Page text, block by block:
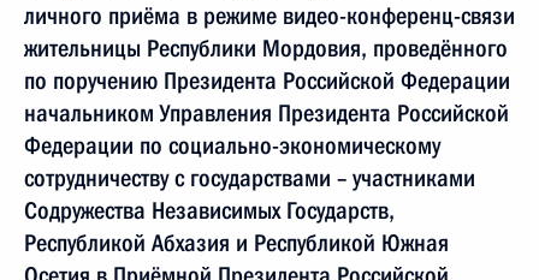
личного приёма в режиме видео-конференц-связи
жительницы Республики Мордовия, проведённого
по поручению Президента Российской Федерации
начальником Управления Президента Российской
Федерации по социально-экономическому
сотрудничеству с государствами – участниками
Содружества Независимых Государств,
Республикой Абхазия и Республикой Южная